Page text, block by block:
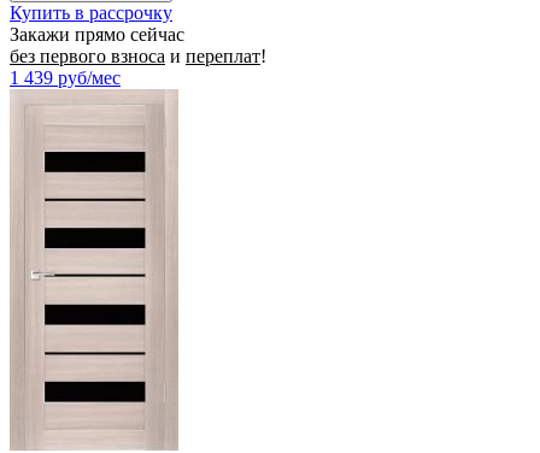
Купить в рассрочку
Закажи прямо сейчас
без первого взноса и переплат!
1 439 руб/мес